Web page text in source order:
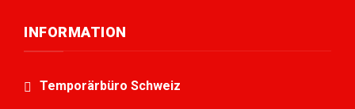
INFORMATION
Temporärbüro Schweiz